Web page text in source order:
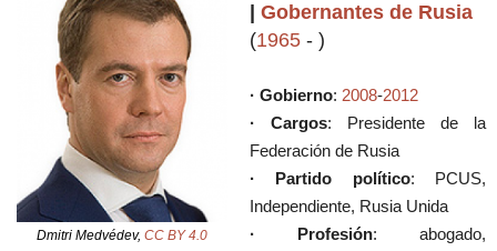
Dmitri Medvédev, CC BY 4.0
Gobernantes de Rusia
(1965 - )
· Gobierno: 2008-2012
· Cargos: Presidente de la
Federación de Rusia
· Partido político: PCUS,
Independiente, Rusia Unida
· Profesión: abogado,